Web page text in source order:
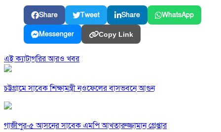
Share Tweet Share WhatsApp
Messenger Copy Link
এই ক্যাটাগরির আরও খবর
চট্টগ্রামে সাবেক শিক্ষামন্ত্রী নওফেলের বাসভবনে আগুন
গাজীপুর-৫ আসনের সাবেক এমপি আখতারুজ্জামান গ্রেপ্তার